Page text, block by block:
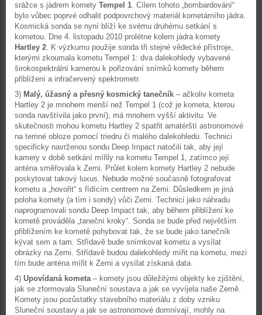
srážce s jádrem komety Tempel 1. Cílem tohoto „bombardování“
bylo vůbec poprvé odhalit podpovrchový materiál kometárního jádra.
Kosmická sonda se nyní blíží ke svému druhému setkání s
kometou. Dne 4. listopadu 2010 prolétne kolem jádra komety
Hartley 2. K výzkumu použije sonda tři stejné vědecké přístroje,
kterými zkoumala kometu Tempel 1: dva dalekohledy vybavené
širokospektrální kamerou k pořizování snímků komety během
přiblížení a infračervený spektrometr.
3) Malý, úžasný a přesný kosmický tanečník – ačkoliv kometa
Hartley 2 je mnohem menší než Tempel 1 (což je kometa, kterou
sonda navštívila jako první), má mnohem vyšší aktivitu. Ve
skutečnosti mohou kometu Hartley 2 spatřit amatérští astronomové
na temné obloze pomocí triedru či malého dalekohledu. Technici
specificky navrženou sondu Deep Impact natočili tak, aby její
kamery v době setkání mířily na kometu Tempel 1, zatímco její
anténa směřovala k Zemi. Průlet kolem komety Hartley 2 nebude
poskytovat takový luxus. Nebude možné současně fotografovat
kometu a „hovořit“ s řídícím centrem na Zemi. Důsledkem je jiná
poloha komety (a tím i sondy) vůči Zemi. Technici jako náhradu
naprogramovali sondu Deep Impact tak, aby během přiblížení ke
kometě prováděla „taneční kroky“. Sonda se bude před největším
přiblížením ke kometě pohybovat tak, že se bude jako tanečník
kývat sem a tam. Střídavě bude snímkovat kometu a vysílat
obrázky na Zemi. Střídavě budou dalekohledy mířit na kometu, mezi
tím bude anténa mířit k Zemi a vysílat získaná data.
4) Upovídaná kometa – komety jsou důležitými objekty ke zjištění,
jak se zformovala Sluneční soustava a jak se vyvíjela naše Země.
Komety jsou pozůstatky stavebního materiálu z doby vzniku
Sluneční soustavy a jak se astronomové domnívají, mohly na